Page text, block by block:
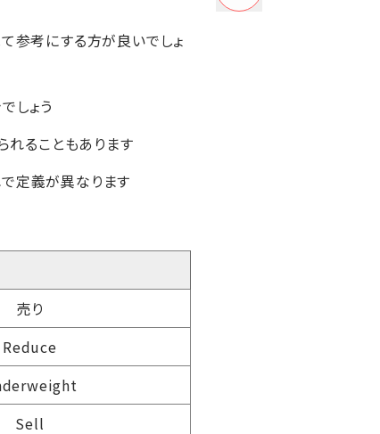
参考にする方が良いでしょ
しょう
れることもあります
定義が異なります
売り
Reduce
Sell